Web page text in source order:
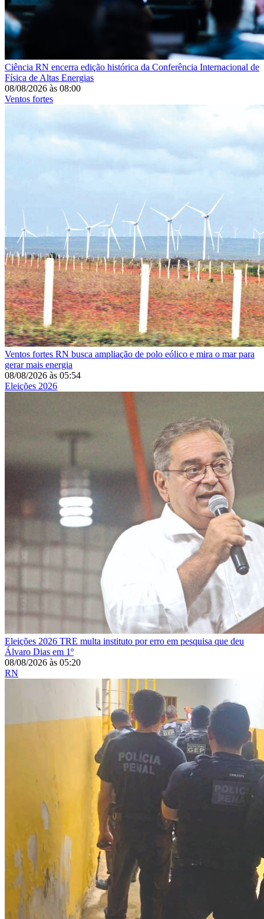
Ciência RN encerra edição histórica da Conferência Internacional de
Física de Altas Energias
08/08/2026 às 08:00
Ventos fortes
Ventos fortes RN busca ampliação de polo eólico e mira o mar para
gerar mais energia
08/08/2026 às 05:54
Eleições 2026
Eleições 2026 TRE multa instituto por erro em pesquisa que deu
Álvaro Dias em 1º
08/08/2026 às 05:20
RN